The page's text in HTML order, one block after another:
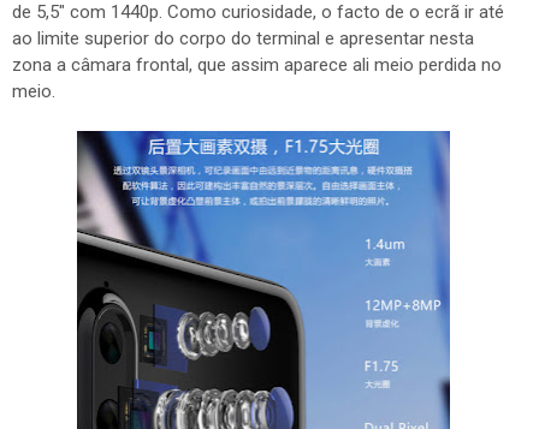
de 5,5" com 1440p. Como curiosidade, o facto de o ecrã ir até
ao limite superior do corpo do terminal e apresentar nesta
zona a câmara frontal, que assim aparece ali meio perdida no
meio.